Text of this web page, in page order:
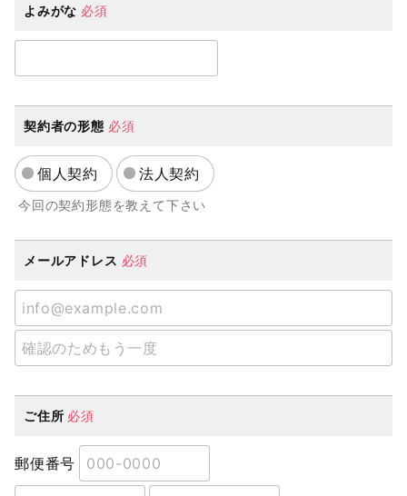
よみがな 必須
契約者の形態 必須
個人契約 法人契約
今回の契約形態を教えて下さい
メールアドレス 必須
ご住所 必須
郵便番号